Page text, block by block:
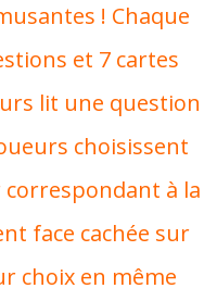
! Chaque
et 7 cartes
lit une question
choisissent
à la
face cachée sur
choix en même